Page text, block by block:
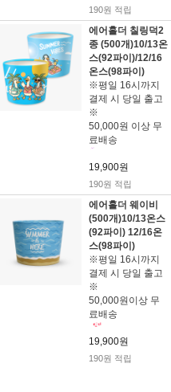
190원 적립
에어홀더 칠링덕2
종 (500개)10/13온
스(92파이)/12/16
온스(98파이)
※평일 16시까지
결제 시 당일 출고
※
50,000원 이상 무
료배송
19,900원
190원 적립
에어홀더 웨이비
(500개)10/13온스
(92파이) 12/16온
스(98파이)
※평일 16시까지
결제 시 당일 출고
※
50,000원이상 무
료배송
19,900원
190원 적립